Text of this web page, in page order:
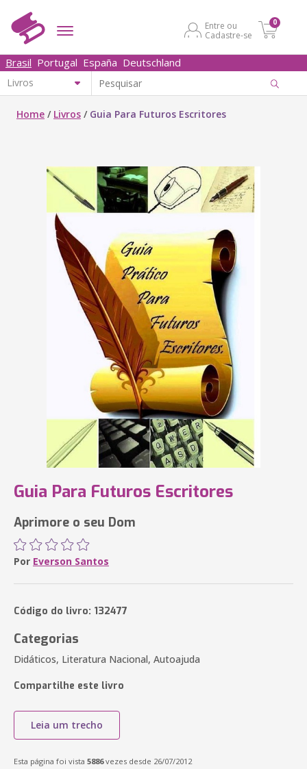
Entre ou
Cadastre-se
0
Brasil Portugal España Deutschland
Home / Livros / Guia Para Futuros Escritores
Guia Para Futuros Escritores
Aprimore o seu Dom
Por Everson Santos
Código do livro: 132477
Categorias
Didáticos, Literatura Nacional, Autoajuda
Compartilhe este livro
Leia um trecho
Esta página foi vista 5886vezes desde 26/07/2012